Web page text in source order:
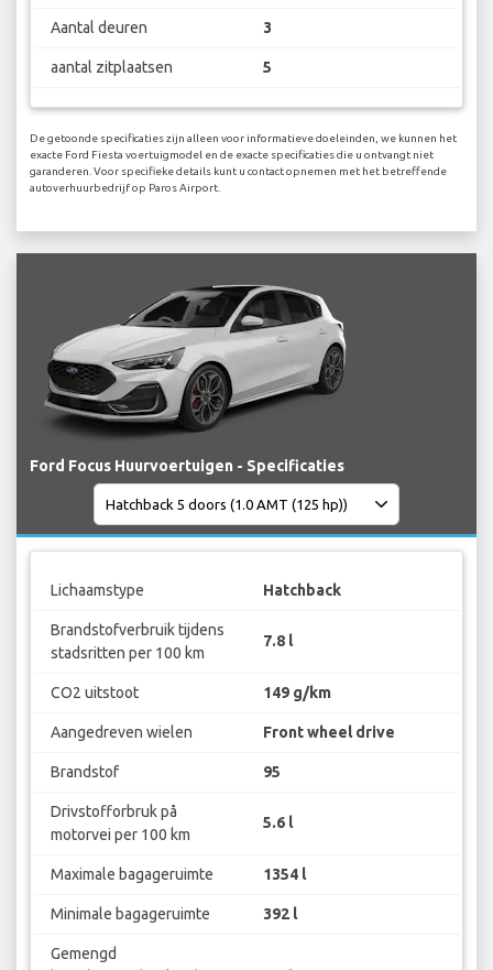
Aantal deuren 3
aantal zitplaatsen 5
De getoonde specificaties zijn alleen voor informatieve doeleinden, we kunnen het
exacte Ford Fiesta voertuigmodel en de exacte specificaties die u ontvangt niet
garanderen. Voor specifieke details kunt u contact opnemen met het betreffende
autoverhuurbedrijf op Paros Airport.
Ford Focus Huurvoertuigen - Specificaties
Lichaamstype Hatchback
Brandstofverbruik tijdens
stadsritten per 100 km
7.8 l
CO2 uitstoot 149 g/km
Aangedreven wielen Front wheel drive
Brandstof 95
Drivstofforbruk på
motorvei per 100 km
5.6 l
Maximale bagageruimte 1354 l
Minimale bagageruimte 392 l
Gemengd